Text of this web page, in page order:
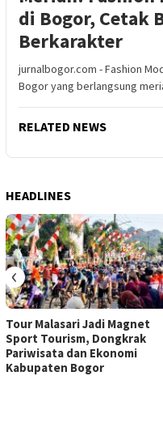
di Bogor, Cetak
Berkarakter
jurnalbogor.com - Fashion
Bogor yang berlangsung
RELATED NEWS
HEADLINES
Tour Malasari Jadi Magnet
Sport Tourism, Dongkrak
Pariwisata dan Ekonomi
Kabupaten Bogor
‹